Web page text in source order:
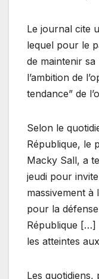
Le journal cite
lequel pour le
de maintenir
l’ambition de
tendance” de
Selon le
République, le
Macky Sall, a
jeudi pour
massivement à
pour la
République […]
les atteintes
Les quotidiens,